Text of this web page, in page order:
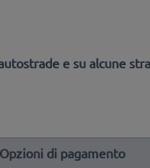
e su alcune
Opzioni di pagamento